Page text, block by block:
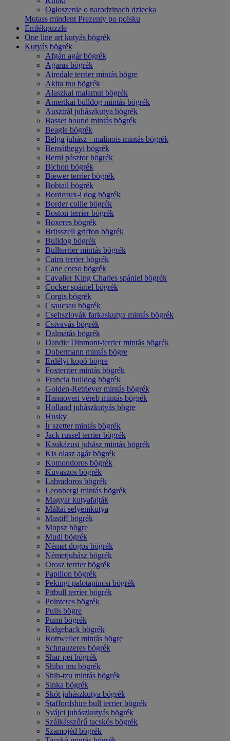
Ogłoszenie o narodzinach dziecka
Mutass mindent Prezenty po polsku
Emlékpuzzle
One line art kutyás bögrék
Kutyás bögrék
Afgán agár bögrék
Agaras bögrék
Airedale terrier mintás bögre
Akita inu bögrék
Alaszkai malamut bögrék
Amerikai bulldog mintás bögrék
Ausztrál juhászkutya bögrék
Basset hound mintás bögrék
Beagle bögrék
Belga juhász - malinois mintás bögrék
Bernáthegyi bögrék
Berni pásztor bögrék
Bichon bögrék
Biewer terrier bögrék
Bobtail bögrék
Bordeaux-i dog bögrék
Border collie bögrék
Boston terrier bögrék
Boxeres bögrék
Brüsszeli griffon bögrék
Bulldog bögrék
Bullterrier mintás bögrék
Cairn terrier bögrék
Cane corso bögrék
Cavalier King Charles spániel bögrék
Cocker spániel bögrék
Corgis bögrék
Csaucsau bögrék
Csehszlovák farkaskutya mintás bögrék
Csivavás bögrék
Dalmatás bögrék
Dandie Dinmont-terrier mintás bögrék
Dobermann mintás bögre
Erdélyi kopó bögre
Foxterrier mintás bögrék
Francia bulldog bögrék
Golden-Retriever mintás bögrék
Hannoveri véreb mintás bögrék
Holland juhászkutyás bögre
Husky
Ír szetter mintás bögrék
Jack russel terrier bögrék
Kaukázusi juhász mintás bögrék
Kis olasz agár bögrék
Komondoros bögrék
Kuvaszos bögrék
Labradoros bögrék
Leonbergi mintás bögrék
Magyar kutyafajták
Máltai selyemkutya
Mastiff bögrék
Mopsz bögre
Mudi bögrék
Német dogos bögrék
Németjuhász bögrék
Orosz terrier bögrék
Papillon bögrék
Pekingi palotapincsi bögrék
Pitbull terrier bögrék
Pointeres bögrék
Pulis bögre
Pumi bögrék
Ridgeback bögrék
Rottweiler mintás bögre
Schnauzeres bögrék
Shar-pei bögrék
Shiba inu bögrék
Shih-tzu mintás bögrék
Sinka bögrék
Skót juhászkutya bögrék
Staffordshire bull terrier bögrék
Svájci juhászkutyás bögrék
Szálkásszőrű tacskós bögrék
Szamojéd bögrék